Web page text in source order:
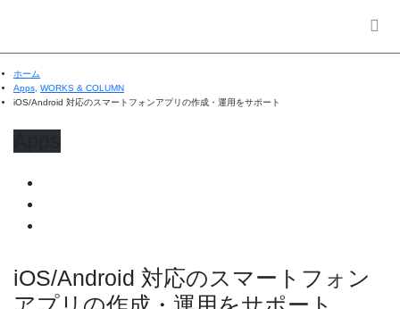
ホーム
Apps WORKS & COLUMN
iOS/Android 対応のスマートフォンアプリの作成・運用をサポート
iOS/Android 対応のスマートフォン